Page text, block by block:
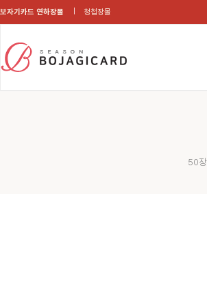
보자기카드 연하장몰 청첩장몰
50장